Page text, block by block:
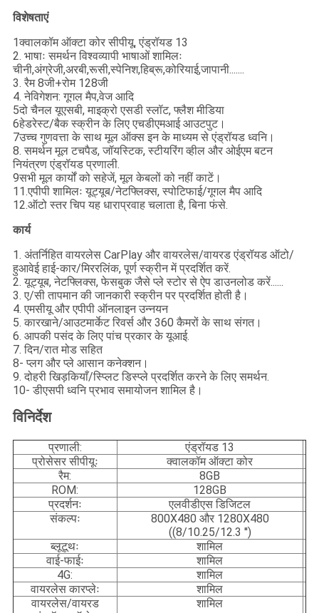
विशेषताएं
1क्वालकॉम ऑक्टा कोर सीपीयू, एंड्रॉयड 13
2. भाषाः समर्थन विश्वव्यापी भाषाओं शामिलः
चीनी,अंग्रेजी,अरबी,रूसी,स्पेनिश,हिब्रू,कोरियाई,जापानी.......
3. रैम 8जी+रोम 128जी
4. नेविगेशन: गूगल मैप,वेज आदि
5दो चैनल यूएसबी, माइक्रो एसडी स्लॉट, फ्लैश मीडिया
6हेडरेस्ट/बैक स्क्रीन के लिए एचडीएमआई आउटपुट।
7उच्च गुणवत्ता के साथ मूल ऑक्स इन के माध्यम से एंड्रॉयड ध्वनि।
8. समर्थन मूल टचपैड, जॉयस्टिक, स्टीयरिंग व्हील और ओईएम बटन
नियंत्रण एंड्रॉयड प्रणाली.
9सभी मूल कार्यों को सहेजें, मूल केबलों को नहीं काटें।
11.एपीपी शामिलः यूट्यूब/नेटफ्लिक्स, स्पोटिफाई/गूगल मैप आदि
12.ऑटो स्तर चिप यह धाराप्रवाह चलाता है, बिना फंसे.
कार्य
1. अंतर्निहित वायरलेस CarPlay और वायरलेस/वायरड एंड्रॉयड ऑटो/
हुआवेई हाई-कार/मिररलिंक, पूर्ण स्क्रीन में प्रदर्शित करें.
2. यूट्यूब, नेटफ्लिक्स, फेसबुक जैसे प्ले स्टोर से ऐप डाउनलोड करें......
3. ए/सी तापमान की जानकारी स्क्रीन पर प्रदर्शित होती है।
4. एमसीयू और एपीपी ऑनलाइन उन्नयन
5. कारखाने/आउटमार्केट रिवर्स और 360 कैमरों के साथ संगत।
6. आपकी पसंद के लिए पांच प्रकार के यूआई.
7. दिन/रात मोड सहित
8- प्लग और प्ले आसान कनेक्शन।
9. दोहरी खिड़कियाँ/स्प्लिट डिस्प्ले प्रदर्शित करने के लिए समर्थन.
10- डीएसपी ध्वनि प्रभाव समायोजन शामिल है।
विनिर्देश
प्रणाली:
एंड्रॉयड 13
प्रोसेसर सीपीयूः
क्वालकॉम ऑक्टा कोर
रैम:
8GB
ROM:
128GB
प्रदर्शनः
एलवीडीएस डिजिटल
संकल्पः
800X480 और 1280X480
((8/10.25/12.3 ′′)
ब्लूटूथः
शामिल
वाई-फाईः
शामिल
4G:
शामिल
वायरलेस कारप्लेः
शामिल
वायरलेस/वायरड
शामिल